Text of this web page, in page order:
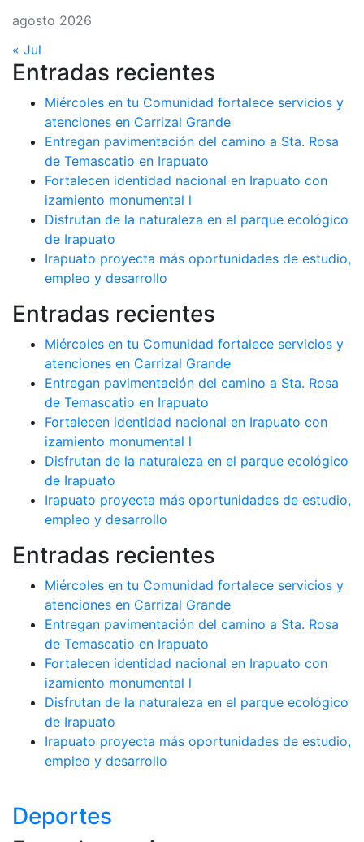
agosto 2026
« Jul
Entradas recientes
Miércoles en tu Comunidad fortalece servicios y
atenciones en Carrizal Grande
Entregan pavimentación del camino a Sta. Rosa
de Temascatio en Irapuato
Fortalecen identidad nacional en Irapuato con
izamiento monumental l
Disfrutan de la naturaleza en el parque ecológico
de Irapuato
Irapuato proyecta más oportunidades de estudio,
empleo y desarrollo
Entradas recientes
Miércoles en tu Comunidad fortalece servicios y
atenciones en Carrizal Grande
Entregan pavimentación del camino a Sta. Rosa
de Temascatio en Irapuato
Fortalecen identidad nacional en Irapuato con
izamiento monumental l
Disfrutan de la naturaleza en el parque ecológico
de Irapuato
Irapuato proyecta más oportunidades de estudio,
empleo y desarrollo
Entradas recientes
Miércoles en tu Comunidad fortalece servicios y
atenciones en Carrizal Grande
Entregan pavimentación del camino a Sta. Rosa
de Temascatio en Irapuato
Fortalecen identidad nacional en Irapuato con
izamiento monumental l
Disfrutan de la naturaleza en el parque ecológico
de Irapuato
Irapuato proyecta más oportunidades de estudio,
empleo y desarrollo
Deportes